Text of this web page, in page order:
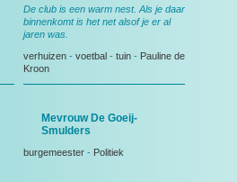
De club is een warm nest. Als je daar
binnenkomt is het net alsof je er al
jaren was.
verhuizen - voetbal - tuin - Pauline de
Kroon
Mevrouw De Goeij-
Smulders
burgemeester - Politiek